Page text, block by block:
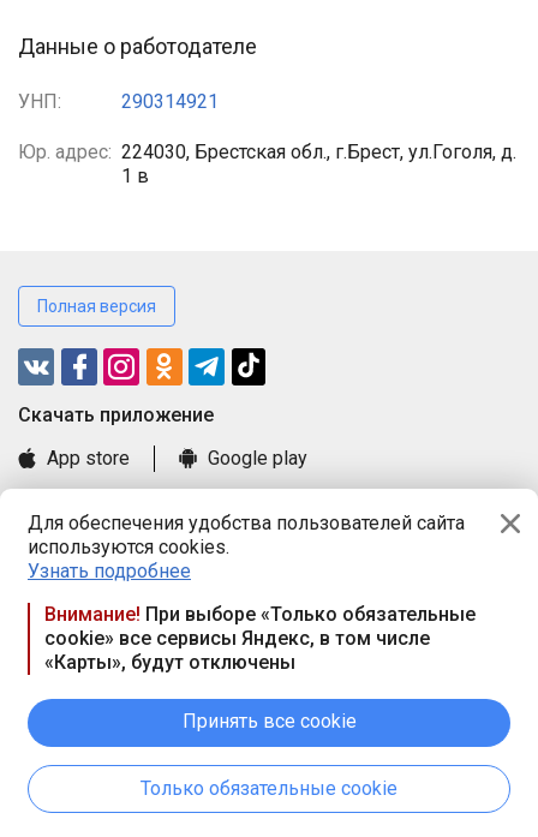
Для обеспечения удобства пользователей сайта
используются cookies.
Узнать подробнее
Внимание! При выборе «Только обязательные
cookie» все сервисы Яндекс, в том числе
«Карты», будут отключены
Принять все cookie
Только обязательные cookie
Данные о работодателе
УНП: 290314921
Юр. адрес: 224030, Брестская обл., г.Брест, ул.Гоголя, д.
1 в
Полная версия
Cкачать приложение
App store
Google play
Книга замечаний и предложений
Правила и документы
Praca.by © 2000—2026, ООО «ПРАЦА БАЙ»
Республика Беларусь, 220114, г. Минск, пр-т Независимости
117а, пом. № 9.
вых. дн. — сб., вс.
Режим работы сайта — круглосуточно. E-mail ООО «ПРАЦА
БАЙ» editor@praca.by